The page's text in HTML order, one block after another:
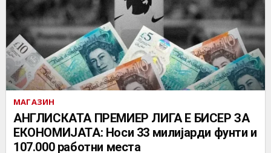
МАГАЗИН
АНГЛИСКАТА ПРЕМИЕР ЛИГА Е БИСЕР ЗА
ЕКОНОМИЈАТА: Носи 33 милијарди фунти и
107.000 работни места